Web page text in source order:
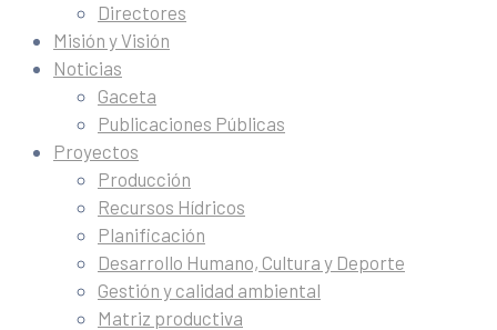
Directores
Misión y Visión
Noticias
Gaceta
Publicaciones Públicas
Proyectos
Producción
Recursos Hídricos
Planificación
Desarrollo Humano, Cultura y Deporte
Gestión y calidad ambiental
Matriz productiva